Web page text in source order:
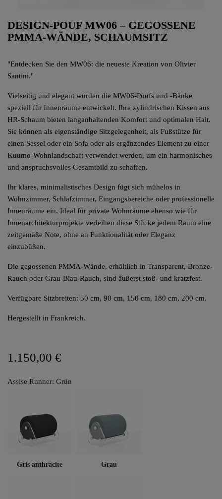
DESIGN-POUF MW06 – GEGOSSENE
PMMA-WÄNDE, SCHAUMSITZ
"Entdecken Sie den MW06: die neueste Kreation von Olivier
Santini."
Vielseitig und elegant wurden die MW06-Poufs und -Bänke
speziell für Innenräume entwickelt. Ihre zylindrischen Kissen aus
HR-Schaum bieten langanhaltenden Komfort und optimalen Halt.
Sie können als eigenständige Sitzgelegenheit, als Fußstütze für
einen Sessel oder ein Sofa oder als ergänzendes Element zu einer
Kuumo-Wohnlandschaft verwendet werden, um ein harmonisches
und anspruchsvolles Gesamtbild zu schaffen.
Ihr klares, minimalistisches Design fügt sich mühelos in
Wohnzimmer, Schlafzimmer, Eingangsbereiche oder professionelle
Innenräume ein. Ideal für private Wohnräume ebenso wie für
Innenarchitekturprojekte verleihen diese Stücke jedem Raum eine
zeitgemäße Note, ohne an Funktionalität oder Eleganz
einzubüßen.
Die gegossenen PMMA-Wände, erhältlich in Transparent, Bronze-
Rauch oder Grau-Blau-Rauch, sind äußerst stoß- und kratzfest.
Verfügbare Sitzbreiten: 50 cm, 90 cm, 150 cm, 180 cm, 200 cm.
Hergestellt in Frankreich.
1.150,00 €
Assise Runner: Grün
Gris anthracite Grau